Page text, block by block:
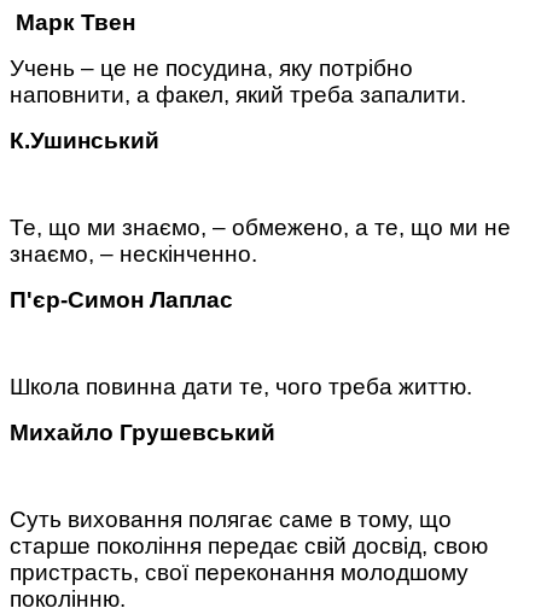
Марк Твен
Учень – це не посудина, яку потрібно
наповнити, а факел, який треба запалити.
К.Ушинський
Те, що ми знаємо, – обмежено, а те, що ми не
знаємо, – нескінченно.
П'єр-Симон Лаплас
Школа повинна дати те, чого треба життю.
Михайло Грушевський
Суть виховання полягає саме в тому, що
старше покоління передає свій досвід, свою
пристрасть, свої переконання молодшому
поколінню.